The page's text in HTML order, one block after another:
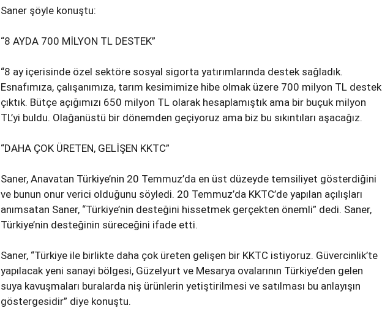
Saner şöyle konuştu:
“8 AYDA 700 MİLYON TL DESTEK”
“8 ay içerisinde özel sektöre sosyal sigorta yatırımlarında destek sağladık.
Esnafımıza, çalışanımıza, tarım kesimimize hibe olmak üzere 700 milyon TL destek
çıktık. Bütçe açığımızı 650 milyon TL olarak hesaplamıştık ama bir buçuk milyon
TL’yi buldu. Olağanüstü bir dönemden geçiyoruz ama biz bu sıkıntıları aşacağız.
“DAHA ÇOK ÜRETEN, GELİŞEN KKTC”
Saner, Anavatan Türkiye’nin 20 Temmuz’da en üst düzeyde temsiliyet gösterdiğini
ve bunun onur verici olduğunu söyledi. 20 Temmuz’da KKTC’de yapılan açılışları
anımsatan Saner, “Türkiye’nin desteğini hissetmek gerçekten önemli” dedi. Saner,
Türkiye’nin desteğinin süreceğini ifade etti.
Saner, “Türkiye ile birlikte daha çok üreten gelişen bir KKTC istiyoruz. Güvercinlik’te
yapılacak yeni sanayi bölgesi, Güzelyurt ve Mesarya ovalarının Türkiye’den gelen
suya kavuşmaları buralarda niş ürünlerin yetiştirilmesi ve satılması bu anlayışın
göstergesidir” diye konuştu.